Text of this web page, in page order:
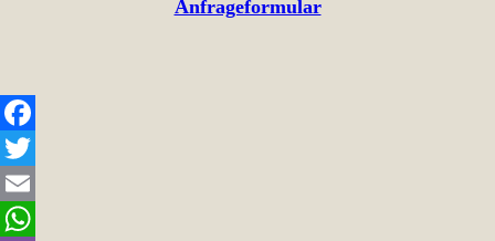
Anfrageformular
Facebook
Twitter
Email